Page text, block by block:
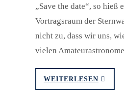
„Save the date“, so hieß
Vortragsraum der
nicht zu, dass wir uns,
vielen
WEITERLESEN